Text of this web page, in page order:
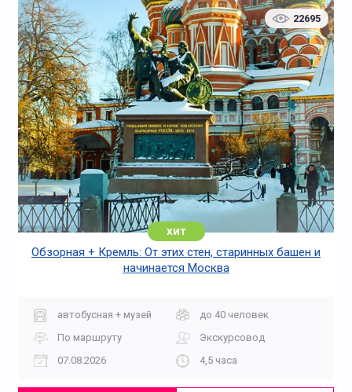
22695
хит
Обзорная + Кремль: От этих стен, старинных башен и
начинается Москва
автобусная + музей
до 40 человек
По маршруту
Экскурсовод
07.08.2026
4,5 часа